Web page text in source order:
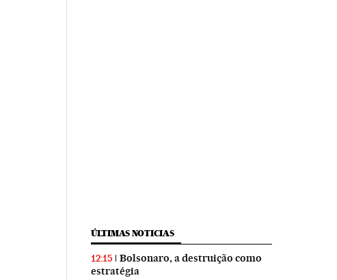
ÚLTIMAS NOTICIAS
12:15
Bolsonaro, a destruição como
estratégia